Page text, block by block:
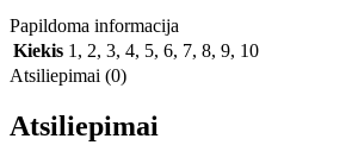
Papildoma informacija
Kiekis 1 , 2, 3, 4, 5, 6, 7, 8, 9, 10
Atsiliepimai (0)
Atsiliepimai